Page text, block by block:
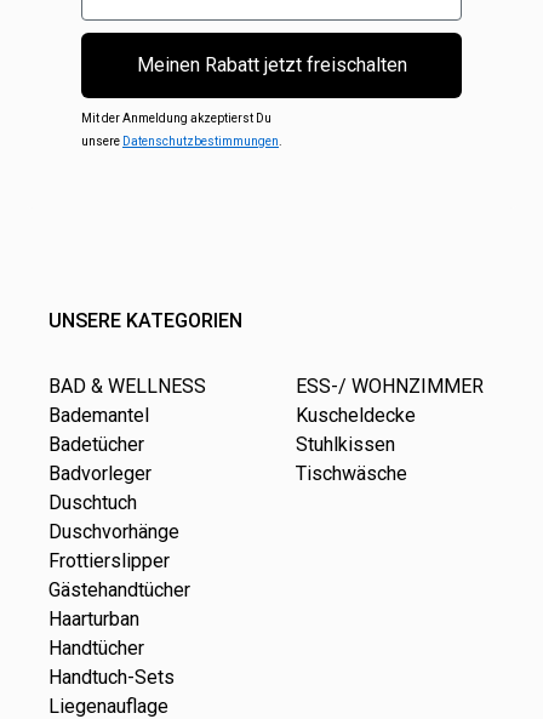
Meinen Rabatt jetzt freischalten
Mit der Anmeldung akzeptierst Du
unsere Datenschutzbestimmungen
UNSERE KATEGORIEN
BAD & WELLNESS
Bademantel
Badetücher
Badvorleger
Duschtuch
Duschvorhänge
Frottierslipper
Gästehandtücher
Haarturban
Handtücher
Handtuch-Sets
Liegenauflage
ESS-/ WOHNZIMMER
Kuscheldecke
Stuhlkissen
Tischwäsche